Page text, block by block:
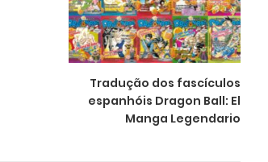
Tradução dos fascículos
espanhóis Dragon Ball: El
Manga Legendario